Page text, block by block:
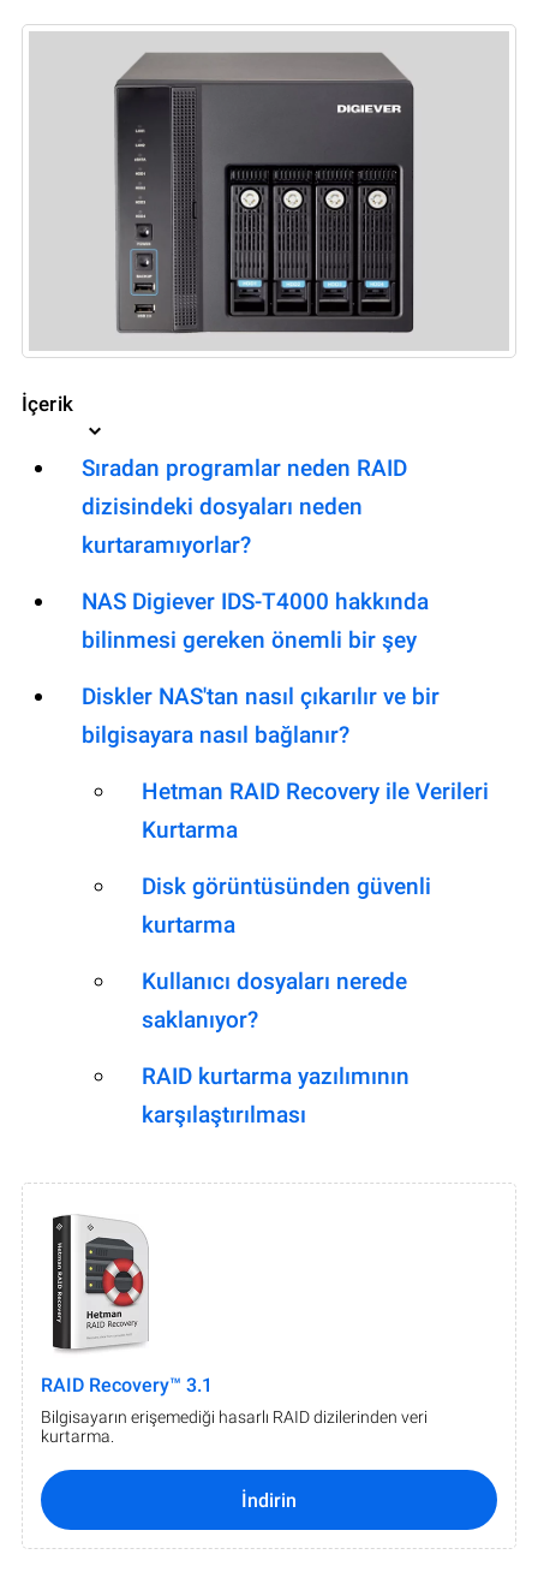
İçerik
Sıradan programlar neden RAID
dizisindeki dosyaları neden
kurtaramıyorlar?
NAS Digiever IDS-T4000 hakkında
bilinmesi gereken önemli bir şey
Diskler NAS'tan nasıl çıkarılır ve bir
bilgisayara nasıl bağlanır?
Hetman RAID Recovery ile Verileri
Kurtarma
Disk görüntüsünden güvenli
kurtarma
Kullanıcı dosyaları nerede
saklanıyor?
RAID kurtarma yazılımının
karşılaştırılması
RAID Recovery™ 3.1
Bilgisayarın erişemediği hasarlı RAID dizilerinden veri
kurtarma.
İndirin